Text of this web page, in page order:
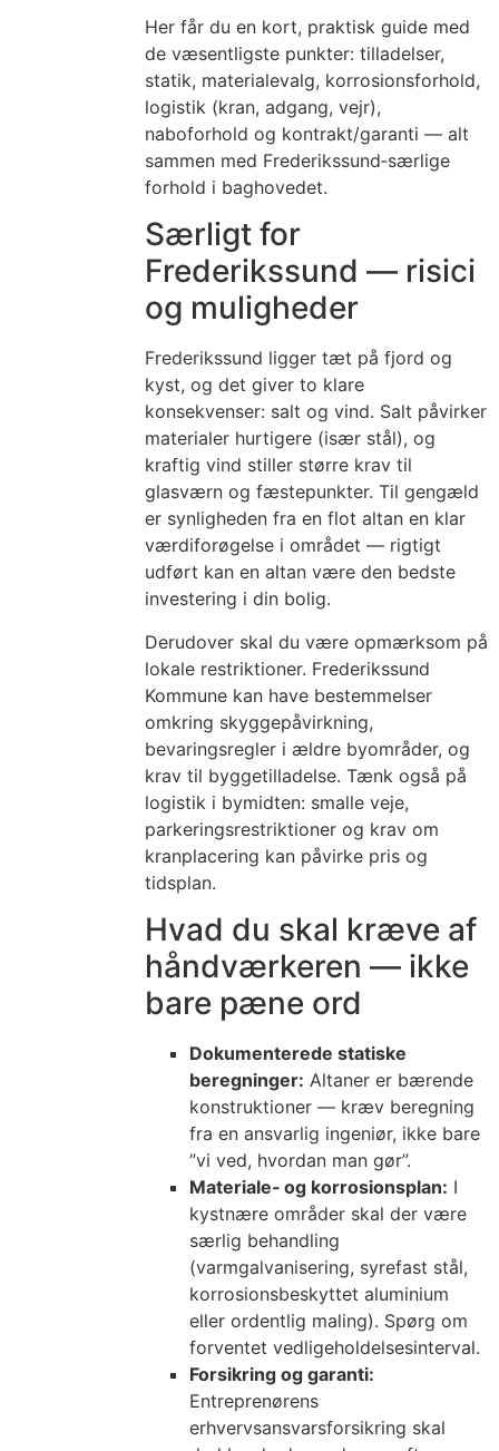
Her får du en kort, praktisk guide med
de væsentligste punkter: tilladelser,
statik, materialevalg, korrosionsforhold,
logistik (kran, adgang, vejr),
naboforhold og kontrakt/garanti — alt
sammen med Frederikssund‑særlige
forhold i baghovedet.
Særligt for
Frederikssund — risici
og muligheder
Frederikssund ligger tæt på fjord og
kyst, og det giver to klare
konsekvenser: salt og vind. Salt påvirker
materialer hurtigere (især stål), og
kraftig vind stiller større krav til
glasværn og fæstepunkter. Til gengæld
er synligheden fra en flot altan en klar
værdiforøgelse i området — rigtigt
udført kan en altan være den bedste
investering i din bolig.
Derudover skal du være opmærksom på
lokale restriktioner. Frederikssund
Kommune kan have bestemmelser
omkring skyggepåvirkning,
bevaringsregler i ældre byområder, og
krav til byggetilladelse. Tænk også på
logistik i bymidten: smalle veje,
parkeringsrestriktioner og krav om
kranplacering kan påvirke pris og
tidsplan.
Hvad du skal kræve af
håndværkeren — ikke
bare pæne ord
Dokumenterede statiske
beregninger: Altaner er bærende
konstruktioner — kræv beregning
fra en ansvarlig ingeniør, ikke bare
”vi ved, hvordan man gør”.
Materiale‑ og korrosionsplan: I
kystnære områder skal der være
særlig behandling
(varmgalvanisering, syrefast stål,
korrosionsbeskyttet aluminium
eller ordentlig maling). Spørg om
forventet vedligeholdelsesinterval.
Forsikring og garanti:
Entreprenørens
erhvervsansvarsforsikring skal